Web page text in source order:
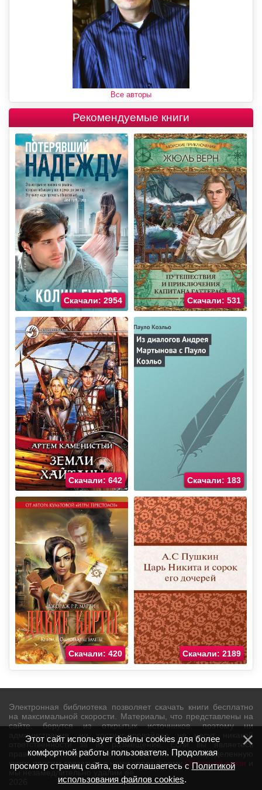
Все авторы
Рекомендуемые книги
Скачали: 2954 Скачали: 531
Скачали: 642 Скачали: 183
Скачали: 420 Скачали: 2189
Электронная библиотека позволяет скачать книги бесплатно
на максимальной скорости. Материалы, что представлены на
сайте, берутся из открытых источников, поэтому ни
администрация, ни хостинг-провайдер не несут никакой
ответственности за их размещение. Если вы являетесь
правообладателем и не хотите видеть на сайте определенную
книгу, просим связаться с нами через форму Обратной связи
мы незамедлительно удалим её.
Этот сайт использует файлы cookies для более
комфортной работы пользователя. Продолжая
просмотр страниц сайта, вы соглашаетесь сПолитикой
использования файлов cookies.